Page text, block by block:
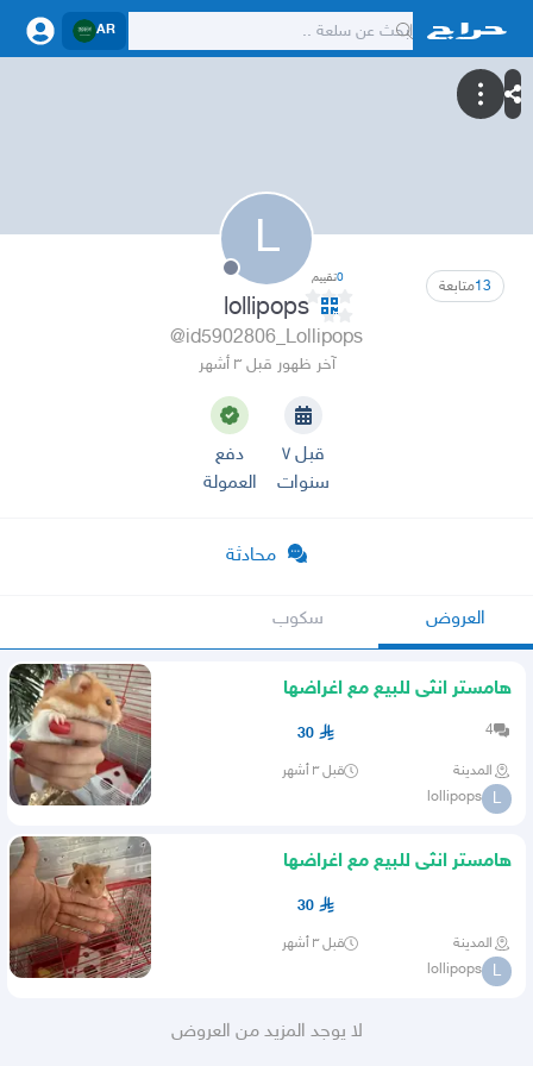
AR
L
13متابعة 0تقييم
lollipops
@id5902806_Lollipops
آخر ظهور قبل ٣ أشهر
قبل ٧
سنوات
دفع
العمولة
محادثة
العروض سكوب
هامستر انثى للبيع مع اغراضها
4
30
المدينة قبل ٣ أشهر
L
lollipops
هامستر انثى للبيع مع اغراضها
30
المدينة قبل ٣ أشهر
L
lollipops
لا يوجد المزيد من العروض